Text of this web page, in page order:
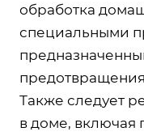
обработка
специальными
Также следует
в доме, включая